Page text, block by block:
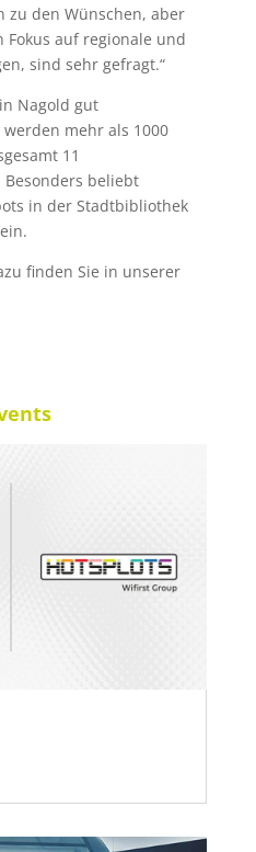
zu den Wünschen, aber
Fokus auf regionale und
sind sehr gefragt.“
Nagold gut
mehr als 1000
11
beliebt
in der Stadtbibliothek
finden Sie in unserer